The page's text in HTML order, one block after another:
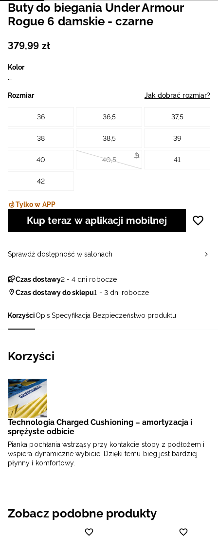
KorzyściOpis Specyfikacja Bezpieczeństwo produktu
Korzyści
Technologia Charged Cushioning – amortyzacja i
sprężyste odbicie
Pianka pochłania wstrząsy przy kontakcie stopy z podłożem i
wspiera dynamiczne wybicie. Dzięki temu bieg jest bardziej
płynny i komfortowy.
Buty do biegania Under Armour
Rogue 6 damskie - czarne
379,99 zł
Kolor
Rozmiar Jak dobrać rozmiar?
36 36,5 37,5
38 38,5 39
40 40,5 41
42
Tylko w APP
Kup teraz w aplikacji mobilnej
Czas dostawy2 - 4 dni robocze
Czas dostawy do sklepu1 - 3 dni robocze
Sprawdź dostępność w salonach
Zobacz podobne produkty